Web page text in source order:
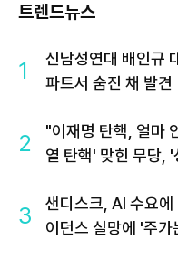
트렌드뉴스
1
신남성연대 배인규
파트서 숨진 채 발견
2
"이재명 탄핵, 얼마
열 탄핵' 맞힌 무당,
3
샌디스크, AI 수요
이던스 실망에 '주가